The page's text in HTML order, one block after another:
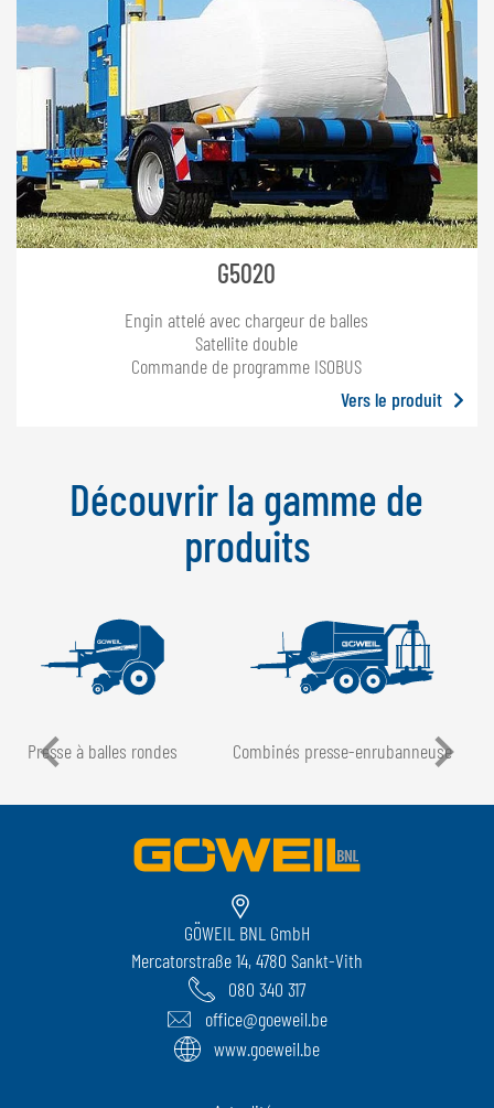
G5020
Engin attelé avec chargeur de balles
Satellite double
Commande de programme ISOBUS
Vers le produit
Découvrir la gamme de
produits
Presse à balles rondes Combinés presse-enrubanneuse
GÖWEIL BNL GmbH
Mercatorstraße 14, 4780 Sankt-Vith
080 340 317
office@goeweil.be
www.goeweil.be